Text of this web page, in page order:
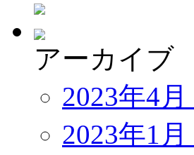
アーカイブ
2023年4月
2023年1月